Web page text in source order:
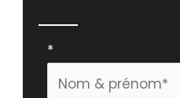
Formulaire
simple
*